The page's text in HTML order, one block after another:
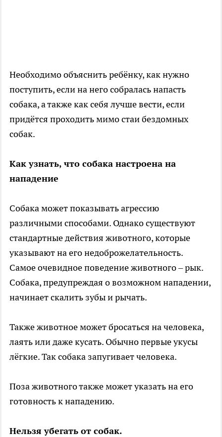
Необходимо объяснить ребёнку, как нужно
поступить, если на него собралась напасть
собака, а также как себя лучше вести, если
придётся проходить мимо стаи бездомных
собак.
Как узнать, что собака настроена на
нападение
Собака может показывать агрессию
различными способами. Однако существуют
стандартные действия животного, которые
указывают на его недоброжелательность.
Самое очевидное поведение животного – рык.
Собака, предупреждая о возможном нападении,
начинает скалить зубы и рычать.
Также животное может бросаться на человека,
лаять или даже кусать. Обычно первые укусы
лёгкие. Так собака запугивает человека.
Поза животного также может указать на его
готовность к нападению.
Нельзя убегать от собак.